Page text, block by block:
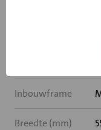
Inbouwframe
Breedte (mm)